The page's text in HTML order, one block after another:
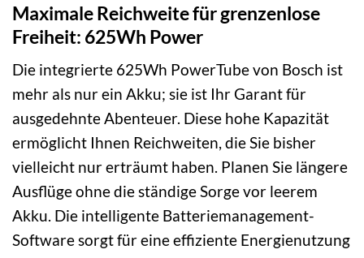
Maximale Reichweite für grenzenlose
Freiheit: 625Wh Power
Die integrierte 625Wh PowerTube von Bosch ist
mehr als nur ein Akku; sie ist Ihr Garant für
ausgedehnte Abenteuer. Diese hohe Kapazität
ermöglicht Ihnen Reichweiten, die Sie bisher
vielleicht nur erträumt haben. Planen Sie längere
Ausflüge ohne die ständige Sorge vor leerem
Akku. Die intelligente Batteriemanagement-
Software sorgt für eine effiziente Energienutzung